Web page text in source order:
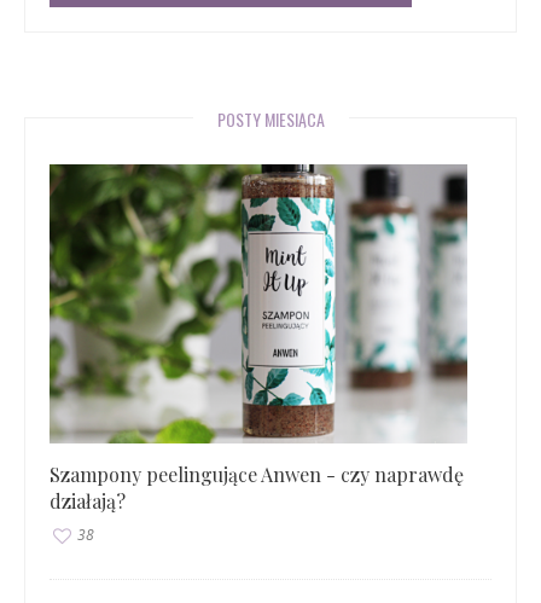
POSTY MIESIĄCA
Szampony peelingujące Anwen - czy naprawdę
działają?
38